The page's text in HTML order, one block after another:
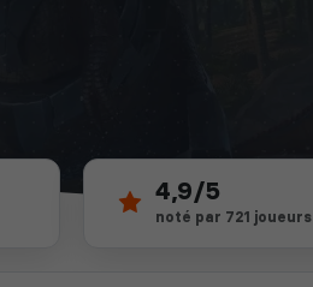
4,9/5
noté par 721 joueurs